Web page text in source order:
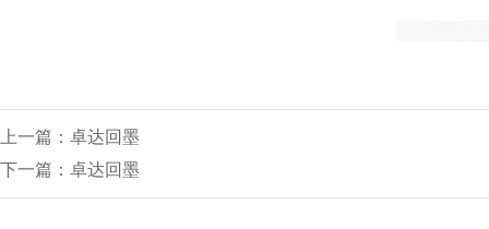
上一篇：卓达回墨
下一篇：卓达回墨